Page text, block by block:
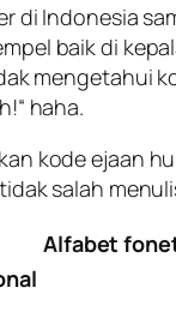
di Indonesia
baik di
mengetahui
!“ haha.
kode ejaan
salah
Alfabet